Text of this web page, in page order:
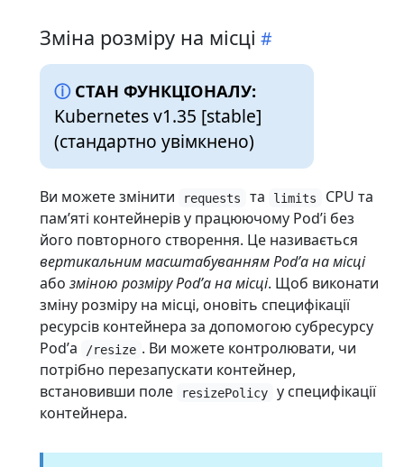
Зміна розміру на місці
СТАН ФУНКЦІОНАЛУ:
Kubernetes v1.35 [stable]
(стандартно увімкнено)
Ви можете змінити requests та limits
CPU та
памʼяті контейнерів у працюючому Podʼі без
його повторного створення. Це називається
вертикальним масштабуванням Podʼа на місці
або зміною розміру Podʼа на місці. Щоб виконати
зміну розміру на місці, оновіть специфікації
ресурсів контейнера за допомогою субресурсу
Podʼа
/resize . Ви можете контролювати, чи
потрібно перезапускати контейнер,
встановивши поле
resizePolicy
у специфікації
контейнера.